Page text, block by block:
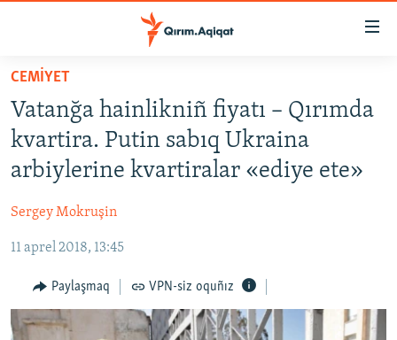
Esas
qaytmaq
Baş
navigatsiyağa
qaytmaq
Qıdıruvğa
qaytmaq
İQTİSADİYAT
MEDENİYET
İNSAN AQLARI
VİDEO
SÜRET
CEMİYET
Vatanğa hainlikniñ fiyatı – Qırımda
kvartira. Putin sabıq Ukraina
arbiylerine kvartiralar «ediye ete»
Sergey Mokruşin
11 aprel 2018, 13:45
Paylaşmaq VPN-siz oquñız